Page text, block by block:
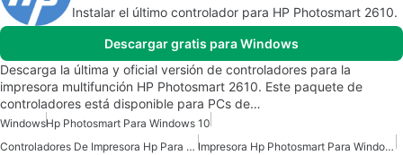
Instalar el último controlador para HP Photosmart 2610.
Descargar gratis para Windows
Descarga la última y oficial versión de controladores para la
impresora multifunción HP Photosmart 2610. Este paquete de
controladores está disponible para PCs de…
WindowsHp Photosmart Para Windows 10
Controladores De Impresora Hp Para Windows
Impresora Hp Photosmart Para Windows 7